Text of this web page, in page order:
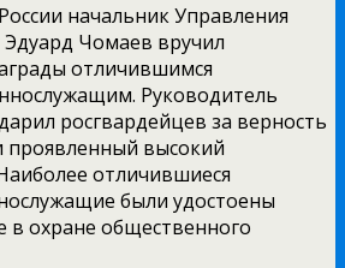
начальник Управления
Чомаев вручил
отличившимся
Руководитель
росгвардейцев за верность
проявленный высокий
отличившиеся
были удостоены
в охране общественного